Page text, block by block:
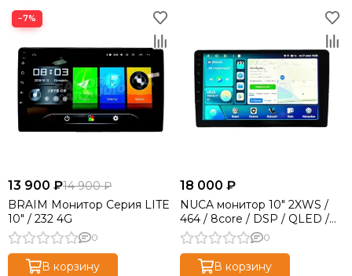
−7%
13 900 ₽14 900 ₽
BRAIM Монитор Cерия LITE
10" / 232 4G
0
В корзину
18 000 ₽
NUCA монитор 10" 2XWS /
464 / 8core / DSP / QLED /
4G
0
В корзину